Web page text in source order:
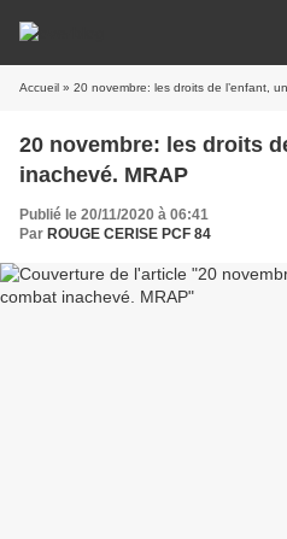
Accueil » 20 novembre: les droits de l’enfant,
20 novembre: les droits
inachevé. MRAP
Publié le 20/11/2020 à 06:41
Par ROUGE CERISE PCF 84